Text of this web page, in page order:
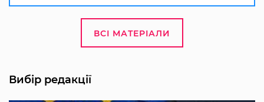
ВСІ МАТЕРІАЛИ
Вибір редакції